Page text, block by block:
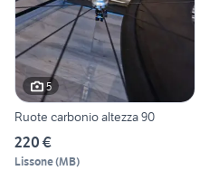
5
Ruote carbonio altezza 90
220 €
Lissone(MB)